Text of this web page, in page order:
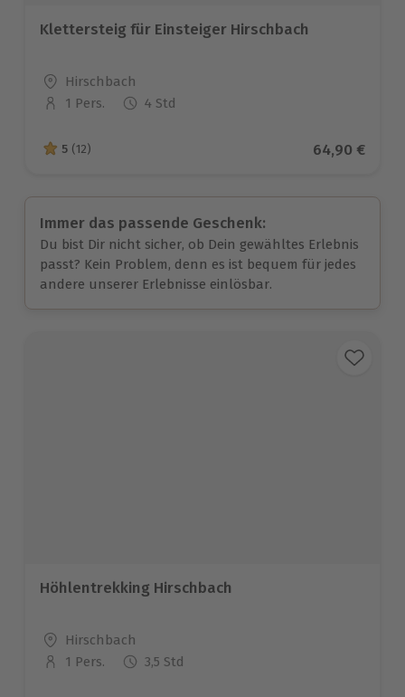
Klettersteig für Einsteiger Hirschbach
Standort
Hirschbach
Anzahl der Teilnehmer
1 Pers. 4 Std
5 von 5 Sternen basierend auf 12 Bewertungen
5 (12) Aktueller
64,90 €
Immer das passende Geschenk:
Du bist Dir nicht sicher, ob Dein gewähltes Erlebnis
passt? Kein Problem, denn es ist bequem für jedes
andere unserer Erlebnisse einlösbar.
Höhlentrekking Hirschbach
Standort
Hirschbach
Anzahl der Teilnehmer
1 Pers. 3,5 Std